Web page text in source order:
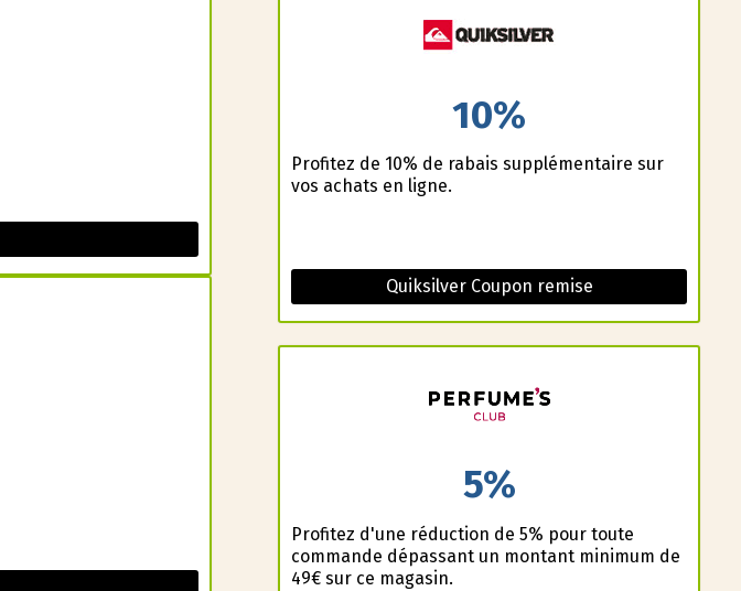
10%
Profitez de 10% de rabais supplémentaire sur
vos achats en ligne.
Quiksilver Coupon remise
5%
Profitez d'une réduction de 5% pour toute
commande dépassant un montant minimum de
49€ sur ce magasin.